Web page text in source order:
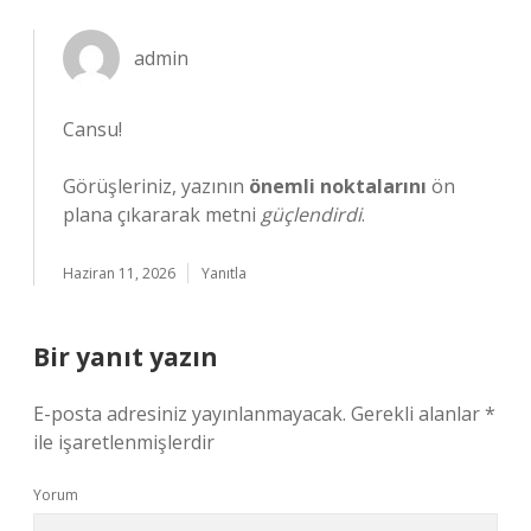
admin
Cansu!
Görüşleriniz, yazının önemli noktalarını ön
plana çıkararak metni güçlendirdi.
Haziran 11, 2026 Yanıtla
Bir yanıt yazın
E-posta adresiniz yayınlanmayacak. Gerekli alanlar*
ile işaretlenmişlerdir
Yorum